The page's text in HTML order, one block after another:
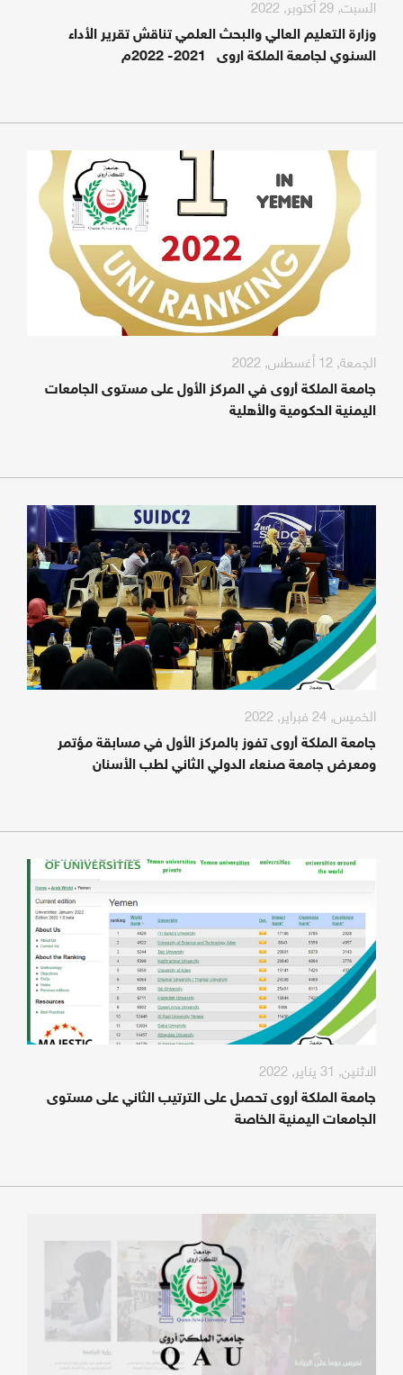
السبت, 29 أكتوبر, 2022
وزارة التعليم العالي والبحث العلمي تناقش تقرير الأداء
السنوي لجامعة الملكة اروى 2021- 2022م
الجمعة, 12 أغسطس, 2022
جامعة الملكة أروى في المركز الأول على مستوى الجامعات
اليمنية الحكومية والأهلية
الخميس, 24 فبراير, 2022
جامعة الملكة أروى تفوز بالمركز الأول في مسابقة مؤتمر
ومعرض جامعة صنعاء الدولي الثاني لطب الأسنان
الاثنين, 31 يناير, 2022
جامعة الملكة أروى تحصل على الترتيب الثاني على مستوى
الجامعات اليمنية الخاصة